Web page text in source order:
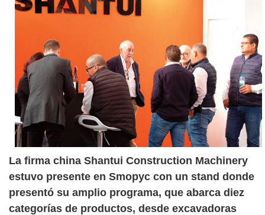
La firma china Shantui Construction Machinery
estuvo presente en Smopyc con un stand donde
presentó su amplio programa, que abarca diez
categorías de productos, desde excavadoras